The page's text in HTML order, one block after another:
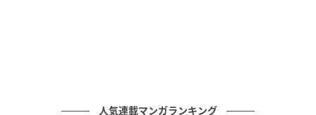
人気連載マンガランキング